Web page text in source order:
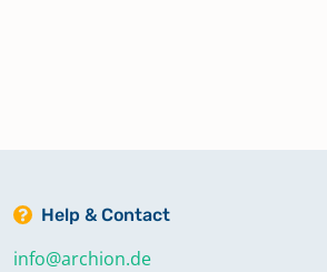
Eheschließungen 1889-1894
Help & Contact
info@archion.de